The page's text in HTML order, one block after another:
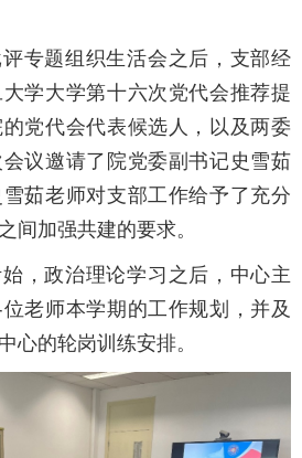
专题组织生活会之后，支部经
学大学第十六次党代会推荐提
党代会代表候选人，以及两委
议邀请了院党委副书记史雪茹
茹老师对支部工作给予了充分
间加强共建的要求。
，政治理论学习之后，中心主
老师本学期的工作规划，并及
心的轮岗训练安排。